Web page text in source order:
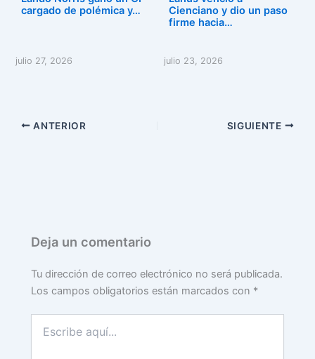
cargado de polémica y…
julio 27, 2026
Cienciano y dio un paso
firme hacia…
julio 23, 2026
ANTERIOR SIGUIENTE
Deja un comentario
Tu dirección de correo electrónico no será publicada.
Los campos obligatorios están marcados con *
aquí...